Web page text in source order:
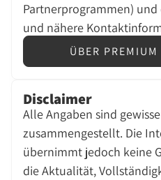
Partnerprogrammen)
und nähere
ÜBER PREMIUM
Disclaimer
Alle Angaben sind
zusammengestellt. Die
übernimmt jedoch keine
die Aktualität,